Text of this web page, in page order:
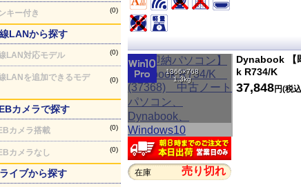
キー付き (0)
LANから探す
LAN対応モデル (0)
LANを追加できるモデ
(0)
カメラで探す
カメラ搭載 (0)
カメラなし (0)
ライブから探す
1366×768
1.3kg
在庫 売り切れ
Dynabook 【
k R734/K
37,848円(税